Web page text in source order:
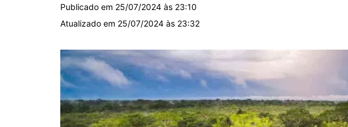
Publicado em 25/07/2024 às 23:10
Atualizado em 25/07/2024 às 23:32